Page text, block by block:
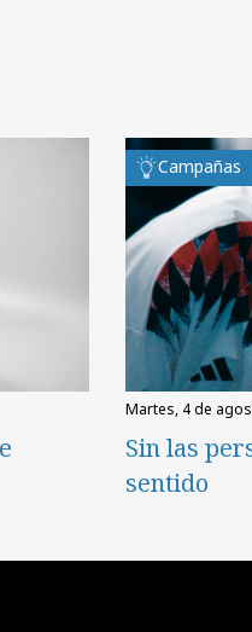
Campañas
martes, 4 de
Sin las
sentido